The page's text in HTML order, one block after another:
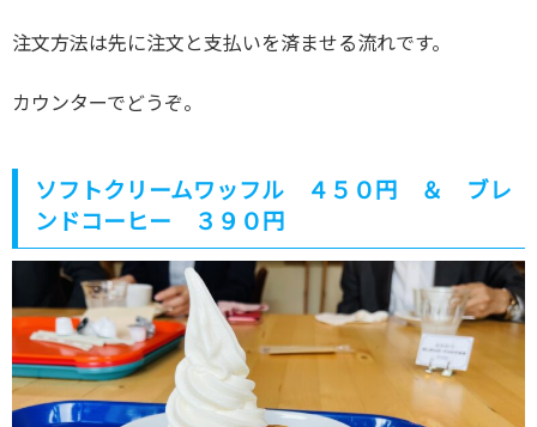
注文方法は先に注文と支払いを済ませる流れです。
カウンターでどうぞ。
ソフトクリームワッフル ４５０円 ＆ ブレ
ンドコーヒー ３９０円